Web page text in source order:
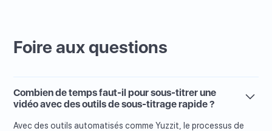
Foire aux questions
Combien de temps faut-il pour sous-titrer une
vidéo avec des outils de sous-titrage rapide ?
Avec des outils automatisés comme Yuzzit, le processus de